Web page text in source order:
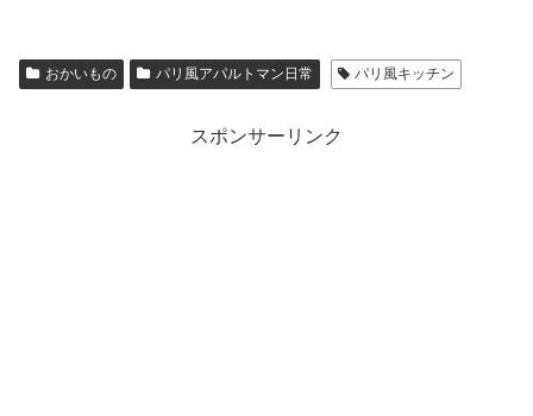
おかいもの パリ風アパルトマン日常 パリ風キッチン
スポンサーリンク